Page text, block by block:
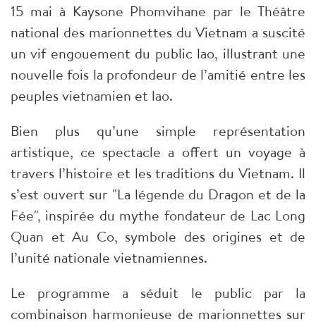
15 mai à Kaysone Phomvihane par le Théâtre
national des marionnettes du Vietnam a suscité
un vif engouement du public lao, illustrant une
nouvelle fois la profondeur de l’amitié entre les
peuples vietnamien et lao.
Bien plus qu’une simple représentation
artistique, ce spectacle a offert un voyage à
travers l’histoire et les traditions du Vietnam. Il
s’est ouvert sur "La légende du Dragon et de la
Fée", inspirée du mythe fondateur de Lac Long
Quan et Au Co, symbole des origines et de
l’unité nationale vietnamiennes.
Le programme a séduit le public par la
combinaison harmonieuse de marionnettes sur